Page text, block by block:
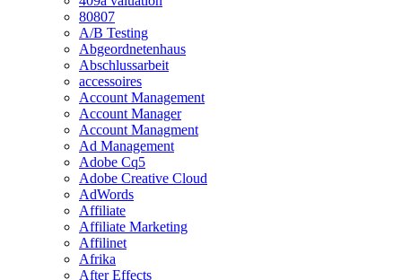
80807
A/B Testing
Abgeordnetenhaus
Abschlussarbeit
accessoires
Account Management
Account Manager
Account Managment
Ad Management
Adobe Cq5
Adobe Creative Cloud
AdWords
Affiliate
Affiliate Marketing
Affilinet
Afrika
After Effects